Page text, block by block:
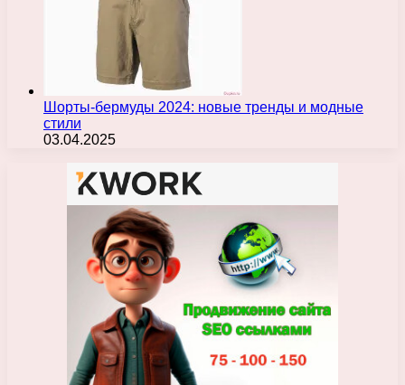
Шорты-бермуды 2024: новые тренды и модные
стили
03.04.2025